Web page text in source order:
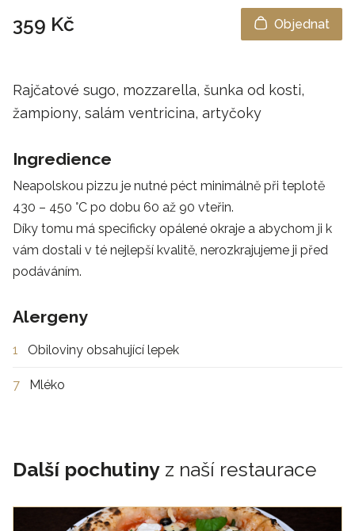
359 Kč Objednat
Rajčatové sugo, mozzarella, šunka od kosti,
žampiony, salám ventricina, artyčoky
Ingredience
Neapolskou pizzu je nutné péct minimálně při teplotě
430 – 450 °C po dobu 60 až 90 vteřin.
Díky tomu má specificky opálené okraje a abychom ji k
vám dostali v té nejlepší kvalitě, nerozkrajujeme ji před
podáváním.
Alergeny
1 Obiloviny obsahující lepek
7 Mléko
Další pochutiny z naší restaurace